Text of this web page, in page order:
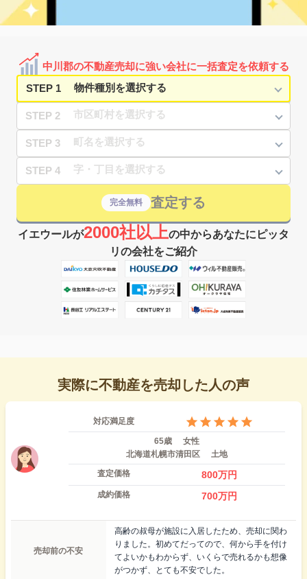
中川郡の不動産売却に強い会社に一括査定を依頼する
STEP 1
STEP 2
STEP 3
STEP 4
完全無料 査定する
イエウールが2000社以上の中からあなたにピッタ
リの会社をご紹介
実際に不動産を売却した人の声
対応満足度
65歳
女性
北海道札幌市清田区
土地
査定価格
800万円
成約価格 700万円
売却前の不安
高齢の叔母が施設に入居したため、売却に関わ
りました。初めてだってので、何から手を付け
てよいかもわからず、いくらで売れるかも想像
がつかず、とても不安でした。